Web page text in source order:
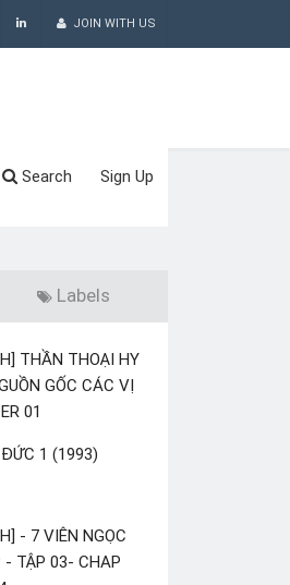
JOIN WITH US
Search Sign Up
Labels
THẦN THOẠI HY
GỐC CÁC VỊ
01
1 (1993)
- 7 VIÊN NGỌC
- TẬP 03- CHAP